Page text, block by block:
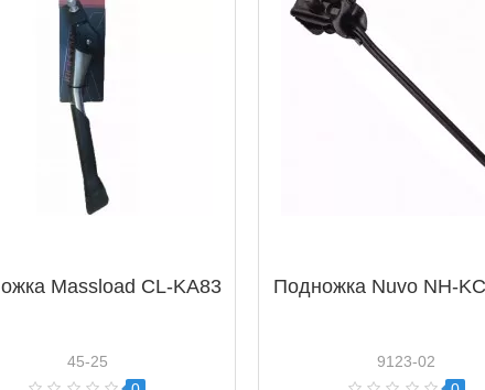
Massload CL-KA83
45-25
Подножка Nuvo NH-
9123-02